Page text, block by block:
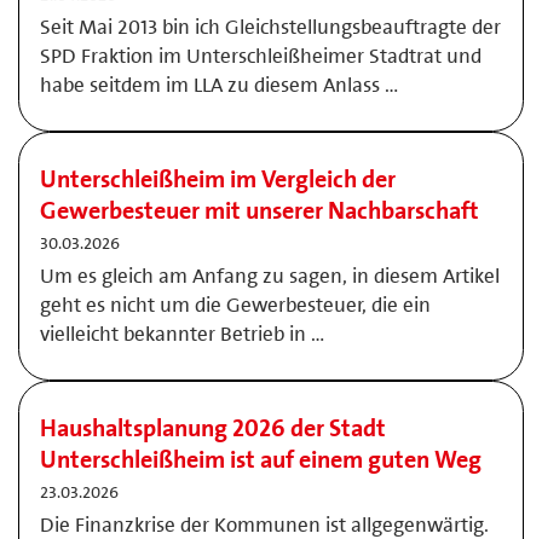
Seit Mai 2013 bin ich Gleichstellungsbeauftragte der
SPD Fraktion im Unterschleißheimer Stadtrat und
habe seitdem im LLA zu diesem Anlass …
Unterschleißheim im Vergleich der
Gewerbesteuer mit unserer Nachbarschaft
30.03.2026
Um es gleich am Anfang zu sagen, in diesem Artikel
geht es nicht um die Gewerbesteuer, die ein
vielleicht bekannter Betrieb in …
Haushaltsplanung 2026 der Stadt
Unterschleißheim ist auf einem guten Weg
23.03.2026
Die Finanzkrise der Kommunen ist allgegenwärtig.